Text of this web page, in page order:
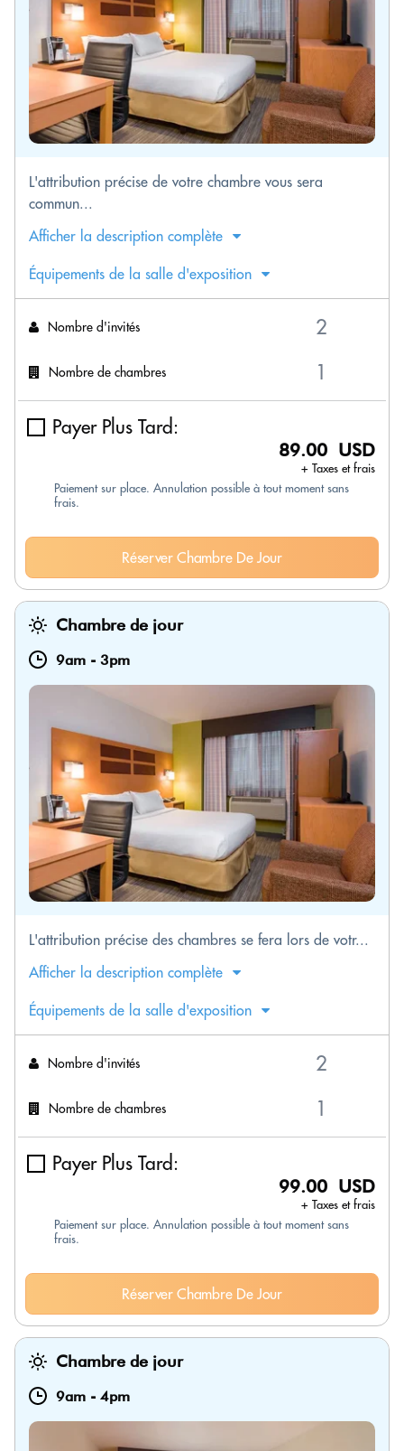
L'attribution précise de votre chambre vous sera
commun...
Afficher la description complète
Équipements de la salle d'exposition
Nombre d'invités
Nombre de chambres
Payer Plus Tard:
89.00 USD
+ Taxes et frais
Paiement sur place. Annulation possible à tout moment sans
frais.
Réserver Chambre De Jour
Chambre de jour
9am - 3pm
L'attribution précise des chambres se fera lors de votr...
Afficher la description complète
Équipements de la salle d'exposition
Nombre d'invités
Nombre de chambres
Payer Plus Tard:
99.00 USD
+ Taxes et frais
Paiement sur place. Annulation possible à tout moment sans
frais.
Réserver Chambre De Jour
Chambre de jour
9am - 4pm